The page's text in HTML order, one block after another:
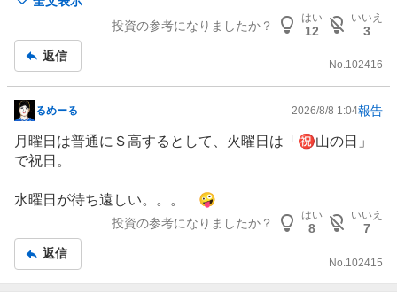
一兆円になるまでMAXどれくらいまで希薄化するのかな
ー？ 1/3? 1/4?
井村氏資産が数百億まで既に行ってたとしたら、希薄化さ
せてないで、事業主貸しとかで資金作って最初は自腹でや
ってくれないかなーw
頑張れ
投資の参考になりましたか？
はい
12
いいえ
3
返信
No.102416
掲
示
板
事
るめーる 2026/8/8 1:04報告
月曜日は普通にＳ高するとして、火曜日は「㊗️山の日」
で祝日。
水曜日が待ち遠しい。。。 🤪
投資の参考になりましたか？
はい
8
いいえ
7
返信
No. 102415